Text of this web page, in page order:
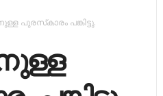
പുരസ്‌കാരം പങ്കിട്ടു.